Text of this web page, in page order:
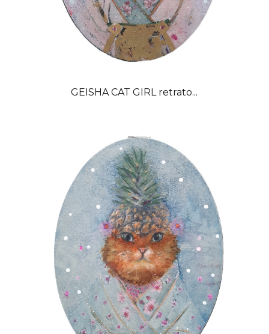
GEISHA CAT GIRL retrato...